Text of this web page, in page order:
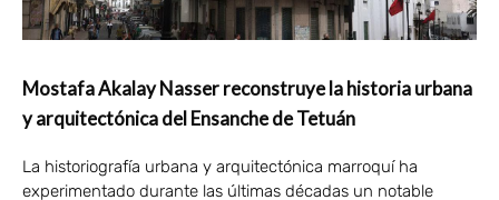
Mostafa Akalay Nasser reconstruye la historia urbana
y arquitectónica del Ensanche de Tetuán
La historiografía urbana y arquitectónica marroquí ha
experimentado durante las últimas décadas un notable